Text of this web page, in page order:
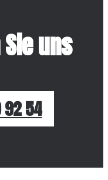
uns
92 54